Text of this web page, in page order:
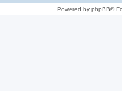
Powered by phpBB®